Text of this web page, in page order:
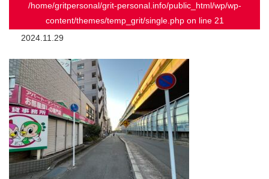
/home/gritpersonal/grit-personal.info/public_html/wp/wp-
content/themes/temp_grit/single.phpon line 21
2024.11.29